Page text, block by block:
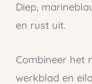
Diep,
en rust uit.
Combineer het
werkblad en